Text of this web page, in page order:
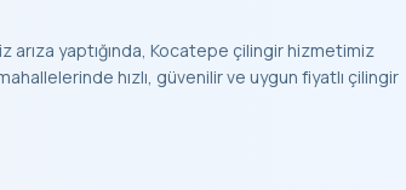
arıza yaptığında, Kocatepe çilingir hizmetimiz
hızlı, güvenilir ve uygun fiyatlı çilingir